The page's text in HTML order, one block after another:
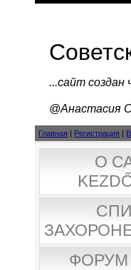
...cайт
@Анастасия
Главная | Регистрация |
О
ФОРУМ